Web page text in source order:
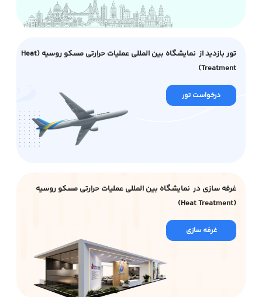
تور بازدید از نمایشگاه بین المللی عملیات حرارتی مسکو روسیه (Heat
Treatment)
درخواست تور
غرفه سازی در نمایشگاه بین المللی عملیات حرارتی مسکو روسیه
(Heat Treatment)
غرفه سازی